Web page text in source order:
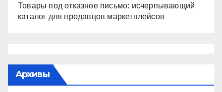
Товары под отказное письмо: исчерпывающий
каталог для продавцов маркетплейсов
Архивы